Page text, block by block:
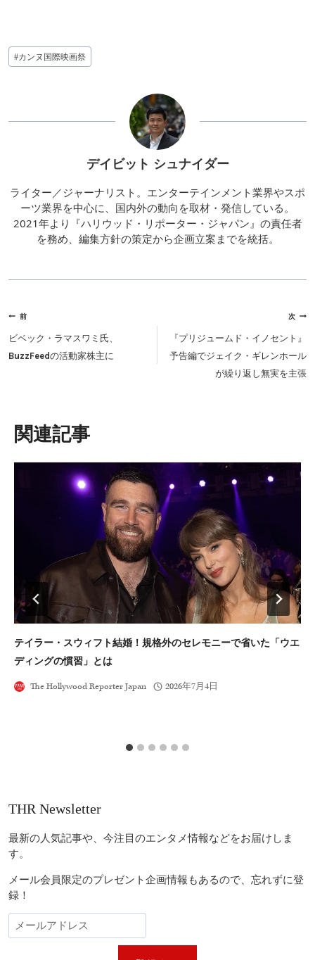
投
稿
#カンヌ国際映画祭
デイビット シュナイダー
ライター／ジャーナリスト。エンターテインメント業界やスポ
ーツ業界を中心に、国内外の動向を取材・発信している。
2021年より『ハリウッド・リポーター・ジャパン』の責任者
を務め、編集方針の策定から企画立案までを統括。
投
稿
ナ
シ
ョ
ン
前
ビベック・ラマスワミ氏、
BuzzFeedの活動家株主に
次
『プリジュームド・イノセント』
予告編でジェイク・ギレンホール
が繰り返し無実を主張
類似投稿
テイラー・スウィフト結婚！規格外のセレモニーで省いた「ウエ
ディングの慣習」とは
The Hollywood Reporter Japan 2026年7月4日
THR Newsletter
最新の人気記事や、今注目のエンタメ情報などをお届けしま
す。
メール会員限定のプレゼント企画情報もあるので、忘れずに登
録！